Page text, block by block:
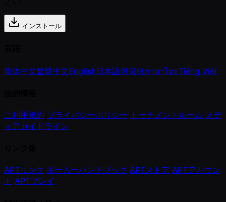
インストール
简体中文繁體中文English日本語한국어ภาษาไทยTiếng Việt
ご利用規約 プライバシーポリシー トーナメントルール メデ
ィアガイドライン
APTリンク ポーカーハンドブック APTストア APTアカウン
ト APTプレイ